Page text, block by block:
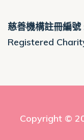
慈善機構註冊編
Registered
Copyright ©